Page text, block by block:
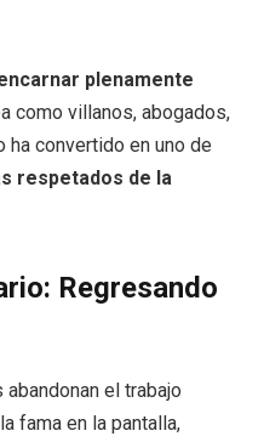
plenamente
como villanos, abogados,
convertido en uno de
respetados de la
Regresando
el trabajo
fama en la pantalla,